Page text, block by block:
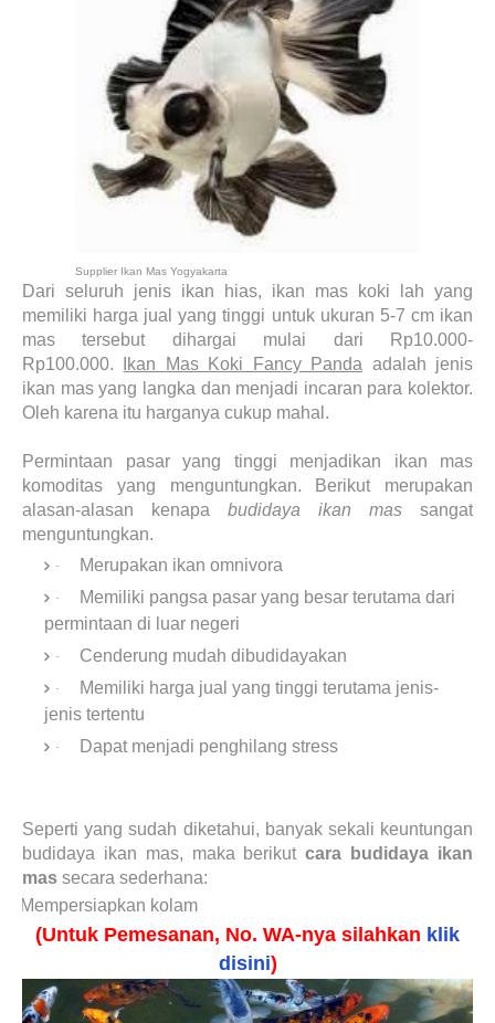
Supplier Ikan Mas Yogyakarta
Dari seluruh jenis ikan hias, ikan mas koki lah yang
memiliki harga jual yang tinggi untuk ukuran 5-7 cm ikan
mas tersebut dihargai mulai dari Rp10.000-
Rp100.000.
Ikan Mas Koki Fancy Panda adalah jenis
ikan mas yang langka dan menjadi incaran para kolektor.
Oleh karena itu harganya cukup mahal.
Permintaan pasar yang tinggi menjadikan ikan mas
komoditas yang menguntungkan. Berikut merupakan
alasan-alasan kenapa budidaya ikan mas sangat
menguntungkan.
· Merupakan ikan omnivora
·
Memiliki pangsa pasar yang besar terutama dari
permintaan di luar negeri
· Cenderung mudah dibudidayakan
·
Memiliki harga jual yang tinggi terutama jenis-
jenis tertentu
· Dapat menjadi penghilang stress
Seperti yang sudah diketahui, banyak sekali keuntungan
budidaya ikan mas, maka berikutcara budidaya ikan
mas secara sederhana:
Mempersiapkan kolam
(Untuk Pemesanan, No. WA-nya silahkan klik
disini)